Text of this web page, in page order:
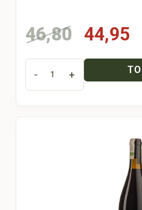
46,80
46,80.
44,95
- +